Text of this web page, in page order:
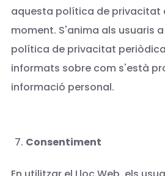
aquesta política de privacitat
moment. S'anima als usuaris
política de privacitat
informats sobre com s'està
informació personal.
Consentiment